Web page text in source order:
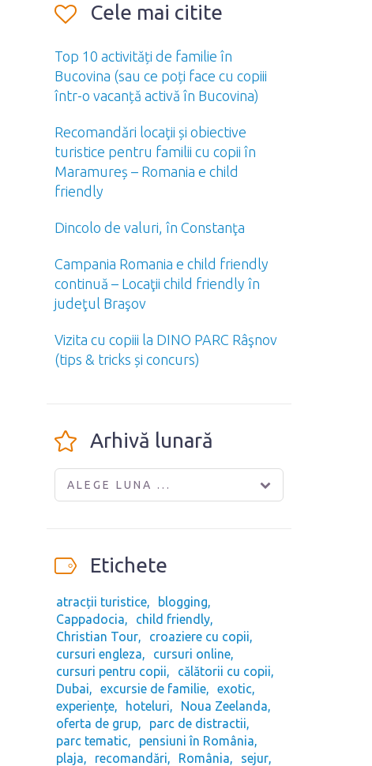
Cele mai citite
Top 10 activități de familie în
Bucovina (sau ce poți face cu copiii
într-o vacanță activă în Bucovina)
Recomandări locaţii și obiective
turistice pentru familii cu copii în
Maramureș – Romania e child
friendly
Dincolo de valuri, în Constanţa
Campania Romania e child friendly
continuă – Locaţii child friendly în
judeţul Braşov
Vizita cu copiii la DINO PARC Râşnov
(tips & tricks și concurs)
Arhivă lunară
ALEGE LUNA ...
Etichete
atracții turistice
blogging
Cappadocia
child friendly
Christian Tour
croaziere cu copii
cursuri engleza
cursuri online
cursuri pentru copii
călătorii cu copii
Dubai
excursie de familie
exotic
experiențe
hoteluri
Noua Zeelanda
oferta de grup
parc de distractii
parc tematic
pensiuni în România
plaja
recomandări România
sejur